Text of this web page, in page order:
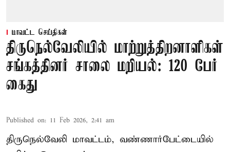
மாவட்ட செய்திகள்
திருநெல்வேலியில் மாற்றுத்திறனாளிகள்
சங்கத்தினர் சாலை மறியல்: 120 பேர்
கைது
Published on: 11 Feb 2026, 2:41 am
திருநெல்வேலி மாவட்டம், வண்ணார்பேட்டையில்